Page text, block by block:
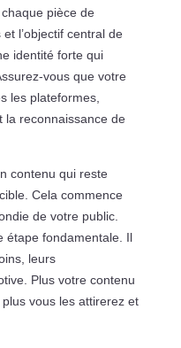
pièce de
l’objectif central de
identité forte qui
vous que votre
les plateformes,
la reconnaissance de
contenu qui reste
Cela commence
de votre public.
étape fondamentale. Il
leurs
Plus votre contenu
vous les attirerez et